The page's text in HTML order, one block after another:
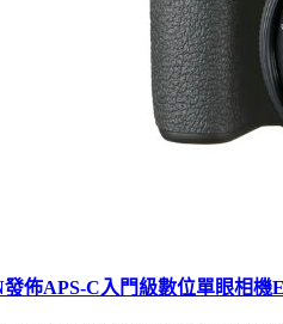
佈APS-C入門級數位單眼相機